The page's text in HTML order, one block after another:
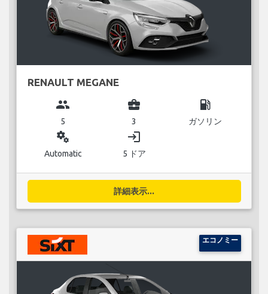
RENAULT MEGANE
group
5
business_center
3
local_gas_station
ガソリン
miscellaneous_services
Automatic
login
5 ドア
詳細表示...
エコノミー